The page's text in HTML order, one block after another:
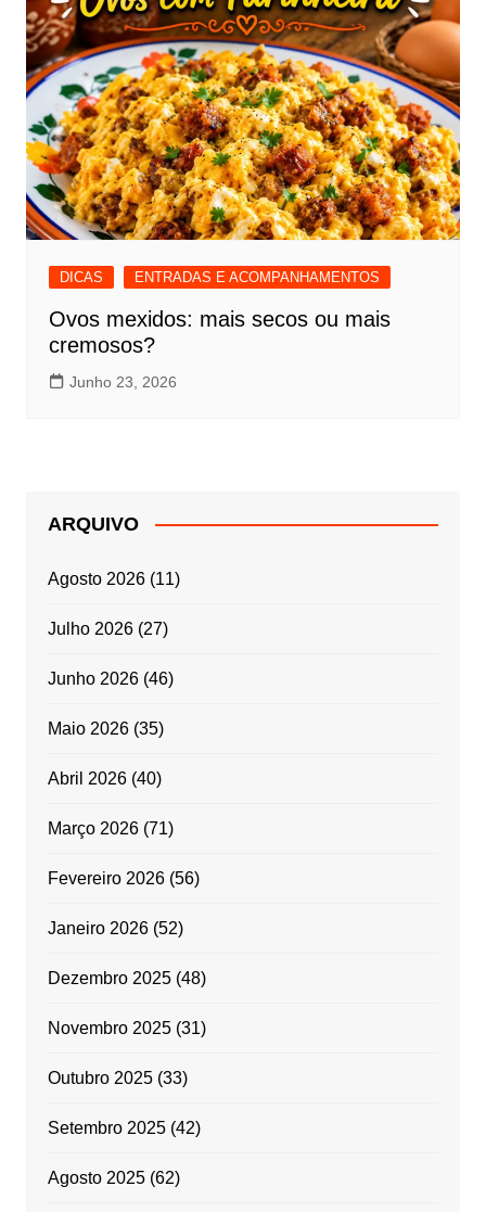
DICAS ENTRADAS E ACOMPANHAMENTOS
Ovos mexidos: mais secos ou mais
cremosos?
Junho 23, 2026
ARQUIVO
Agosto 2026(11)
Julho 2026(27)
Junho 2026(46)
Maio 2026(35)
Abril 2026(40)
Março 2026(71)
Fevereiro 2026(56)
Janeiro 2026(52)
Dezembro 2025(48)
Novembro 2025(31)
Outubro 2025(33)
Setembro 2025(42)
Agosto 2025(62)